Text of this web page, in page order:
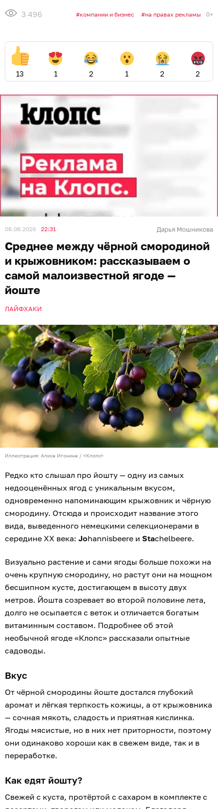
3 496 компании и бизнес на правах рекламы 0+
13 1 2 1 2 2
08.08.2026 22:31 Дарья Мошникова
Среднее между чёрной смородиной
и крыжовником: рассказываем о
самой малоизвестной ягоде —
йоште
ЛАЙФХАКИ
Иллюстрация: Алиса Игонина / «Клопс»
Редко кто слышал про йошту — одну из самых
недооценённых ягод с уникальным вкусом,
одновременно напоминающим крыжовник и чёрную
смородину. Отсюда и происходит название этого
вида, выведенного немецкими селекционерами в
середине XX века: Johannisbeere и Stachelbeere.
Визуально растение и сами ягоды больше похожи на
очень крупную смородину, но растут они на мощном
бесшипном кусте, достигающем в высоту двух
метров. Йошта созревает во второй половине лета,
долго не осыпается с веток и отличается богатым
витаминным составом. Подробнее об этой
необычной ягоде «Клопс» рассказали опытные
садоводы.
Вкус
От чёрной смородины йоште достался глубокий
аромат и лёгкая терпкость кожицы, а от крыжовника
— сочная мякоть, сладость и приятная кислинка.
Ягоды мясистые, но в них нет приторности, поэтому
они одинаково хороши как в свежем виде, так и в
переработке.
Как едят йошту?
Свежей с куста, протёртой с сахаром в комплекте с